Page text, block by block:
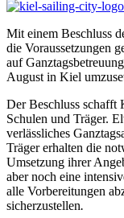
Mit einem Beschluss
die Voraussetzungen
auf
August in Kiel
Der Beschluss schafft
Schulen und Träger.
verlässliches
Träger erhalten die
Umsetzung ihrer
aber noch eine
alle Vorbereitungen
sicherzustellen.